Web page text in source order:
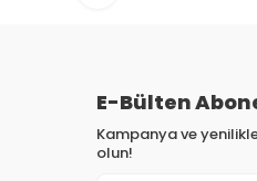
E-Bülten
Kampanya ve
olun!